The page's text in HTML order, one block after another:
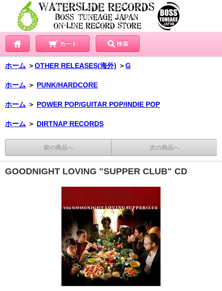
カート 検索
ホーム ＞OTHER RELEASES(海外) ＞G
ホーム ＞ PUNK/HARDCORE
ホーム ＞ POWER POP/GUITAR POP/INDIE POP
ホーム ＞ DIRTNAP RECORDS
前の商品へ 次の商品へ
GOODNIGHT LOVING "SUPPER CLUB" CD